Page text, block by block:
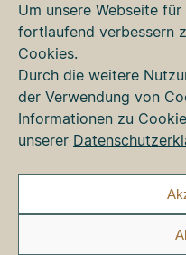
Um unsere Webseite
fortlaufend verbessern
Cookies.
Durch die weitere
der Verwendung von
Informationen zu
unserer
Kontakt
Newsletter
Datenschutz